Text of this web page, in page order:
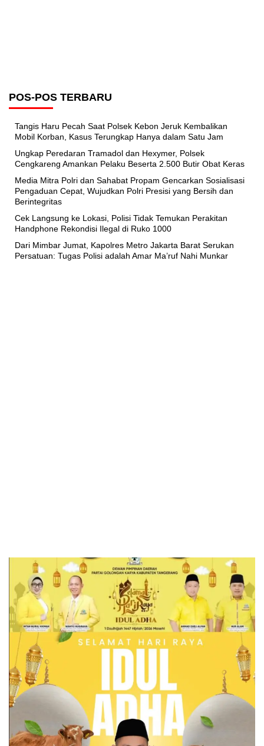
POS-POS TERBARU
Tangis Haru Pecah Saat Polsek Kebon Jeruk Kembalikan
Mobil Korban, Kasus Terungkap Hanya dalam Satu Jam
Ungkap Peredaran Tramadol dan Hexymer, Polsek
Cengkareng Amankan Pelaku Beserta 2.500 Butir Obat Keras
Media Mitra Polri dan Sahabat Propam Gencarkan Sosialisasi
Pengaduan Cepat, Wujudkan Polri Presisi yang Bersih dan
Berintegritas
Cek Langsung ke Lokasi, Polisi Tidak Temukan Perakitan
Handphone Rekondisi Ilegal di Ruko 1000
Dari Mimbar Jumat, Kapolres Metro Jakarta Barat Serukan
Persatuan: Tugas Polisi adalah Amar Ma’ruf Nahi Munkar